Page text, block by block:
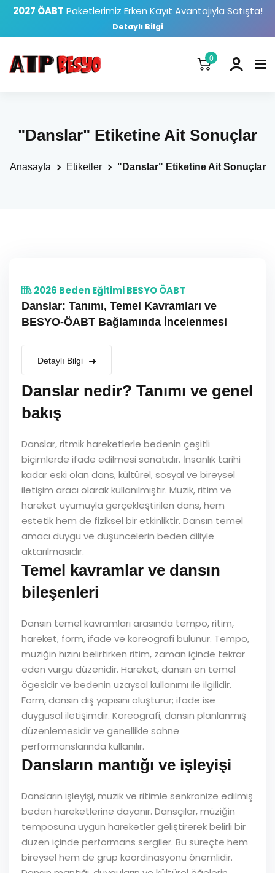
2027 ÖABT Paketlerimiz Erken Kayıt Avantajıyla Satışta!
Detaylı Bilgi
0
"Danslar" Etiketine Ait Sonuçlar
Anasayfa Etiketler "Danslar" Etiketine Ait Sonuçlar
2026 Beden Eğitimi BESYO ÖABT
Danslar: Tanımı, Temel Kavramları ve
BESYO-ÖABT Bağlamında İncelenmesi
Detaylı Bilgi
Danslar nedir? Tanımı ve genel
bakış
Danslar, ritmik hareketlerle bedenin çeşitli
biçimlerde ifade edilmesi sanatıdır. İnsanlık tarihi
kadar eski olan dans, kültürel, sosyal ve bireysel
iletişim aracı olarak kullanılmıştır. Müzik, ritim ve
hareket uyumuyla gerçekleştirilen dans, hem
estetik hem de fiziksel bir etkinliktir. Dansın temel
amacı duygu ve düşüncelerin beden diliyle
aktarılmasıdır.
Temel kavramlar ve dansın
bileşenleri
Dansın temel kavramları arasında tempo, ritim,
hareket, form, ifade ve koreografi bulunur. Tempo,
müziğin hızını belirtirken ritim, zaman içinde tekrar
eden vurgu düzenidir. Hareket, dansın en temel
ögesidir ve bedenin uzaysal kullanımı ile ilgilidir.
Form, dansın dış yapısını oluşturur; ifade ise
duygusal iletişimdir. Koreografi, dansın planlanmış
düzenlemesidir ve genellikle sahne
performanslarında kullanılır.
Dansların mantığı ve işleyişi
Dansların işleyişi, müzik ve ritimle senkronize edilmiş
beden hareketlerine dayanır. Dansçılar, müziğin
temposuna uygun hareketler geliştirerek belirli bir
düzen içinde performans sergiler. Bu süreçte hem
bireysel hem de grup koordinasyonu önemlidir.